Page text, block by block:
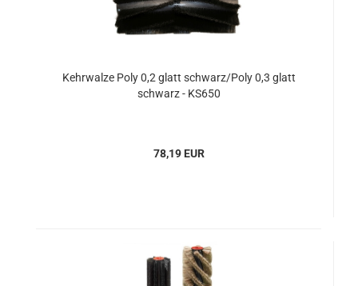
Kehrwalze Poly 0,2 glatt schwarz/Poly 0,3 glatt
schwarz - KS650
78,19 EUR